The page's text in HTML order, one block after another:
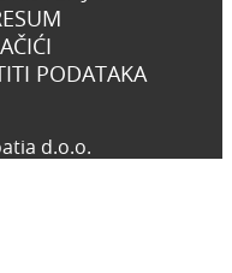
PODATAKA
d.o.o.